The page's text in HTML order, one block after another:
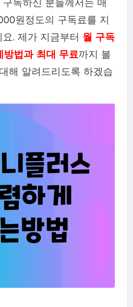
원정도의 구독료를 지
. 제가 지금부터 월 구독
방법과 최대 무료까지 볼
해 알려드리도록 하겠습